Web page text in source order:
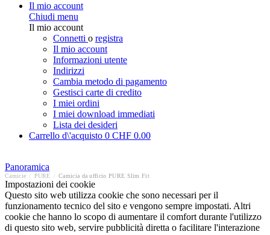
Il mio account
Chiudi menu
Il mio account
Connetti o registra
Il mio account
Informazioni utente
Indirizzi
Cambia metodo di pagamento
Gestisci carte di credito
I miei ordini
I miei download immediati
Lista dei desideri
Carrello d\'acquisto 0 CHF 0.00
Panoramica
Camicie PURE Camicia da ufficio PURE Slim Fit
Impostazioni dei cookie
Questo sito web utilizza cookie che sono necessari per il
funzionamento tecnico del sito e vengono sempre impostati. Altri
cookie che hanno lo scopo di aumentare il comfort durante l'utilizzo
di questo sito web, servire pubblicità diretta o facilitare l'interazione